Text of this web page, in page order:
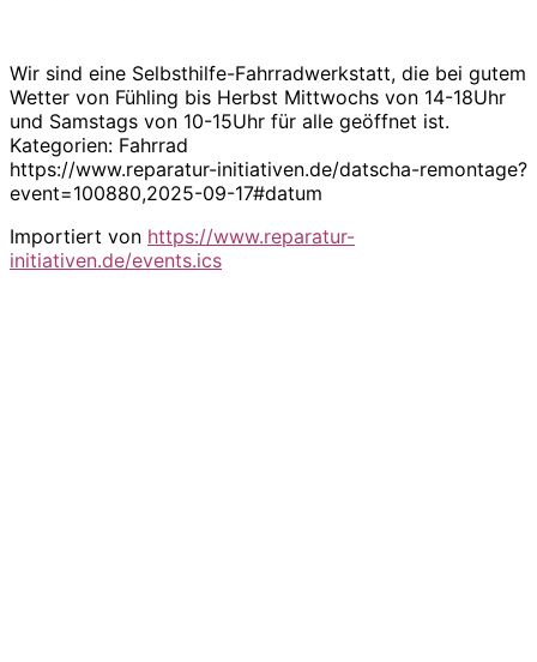
Wir sind eine Selbsthilfe-Fahrradwerkstatt, die bei gutem
Wetter von Fühling bis Herbst Mittwochs von 14-18Uhr
und Samstags von 10-15Uhr für alle geöffnet ist.
Kategorien: Fahrrad
https://www.reparatur-initiativen.de/datscha-remontage?
event=100880,2025-09-17#datum
Importiert von https://www.reparatur-
initiativen.de/events.ics